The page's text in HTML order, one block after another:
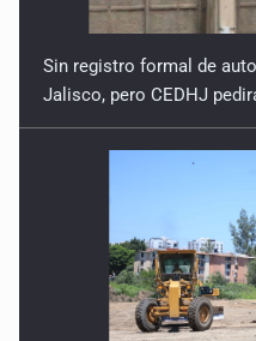
Sin registro formal de
Jalisco, pero CEDHJ